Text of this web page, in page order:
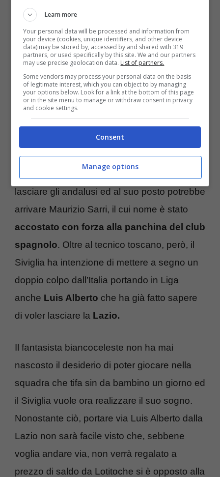
stagione non può far certo felice
Sivigliache ha passato un’altra difficile
stagione, ritrovandosi invischiata fino a
queste ultime giornate nella lotta per non
retrocedere. Gli andalusi vogliono un cambio
di marcia immediato il prossimo anno e sono
pronti ad una svolta che potremmo definire
Quique Sanchez Flores
lasciare gli andalusi ed al suo posto potrebbe
arrivare Maurizio Sarri, il cui nome è stato
accostato con forza alla panchina del club
spagnolo. Oltre al tecnico toscano, però, il
Siviglia ha intenzione di mettere a segno un
doppio colpo dall’Italia portando in Liga
anche Luis Alberto che ha già fatto sapere
di voler lasciare la Lazio.
Il fantasista biancoceleste non ha mai
nascosto il desiderio di poter giocare nella
squadra che tifa sin da bambino un giorno ed
il Siviglia vuole ora realizzare il suo sogno.
Nonostante ciò, portare via Luis Alberto dalla
Lazio non sarà facile visto che, sebbene
voglia andare via, non verrà regalato a
prezzo di saldo da Lotitoche si è opposto alla
Learn more
Your personal data will be processed and information from
your device (cookies, unique identifiers, and other device
data) may be stored by, accessed by and shared with 319
partners, or used specifically by this site. We and our partners
may use precise geolocation data. List of partners.
Some vendors may process your personal data on the basis
of legitimate interest, which you can object to by managing
your options below. Look for a link at the bottom of this page
or in the site menu to manage or withdraw consent in privacy
and cookie settings.
Consent
Manage options